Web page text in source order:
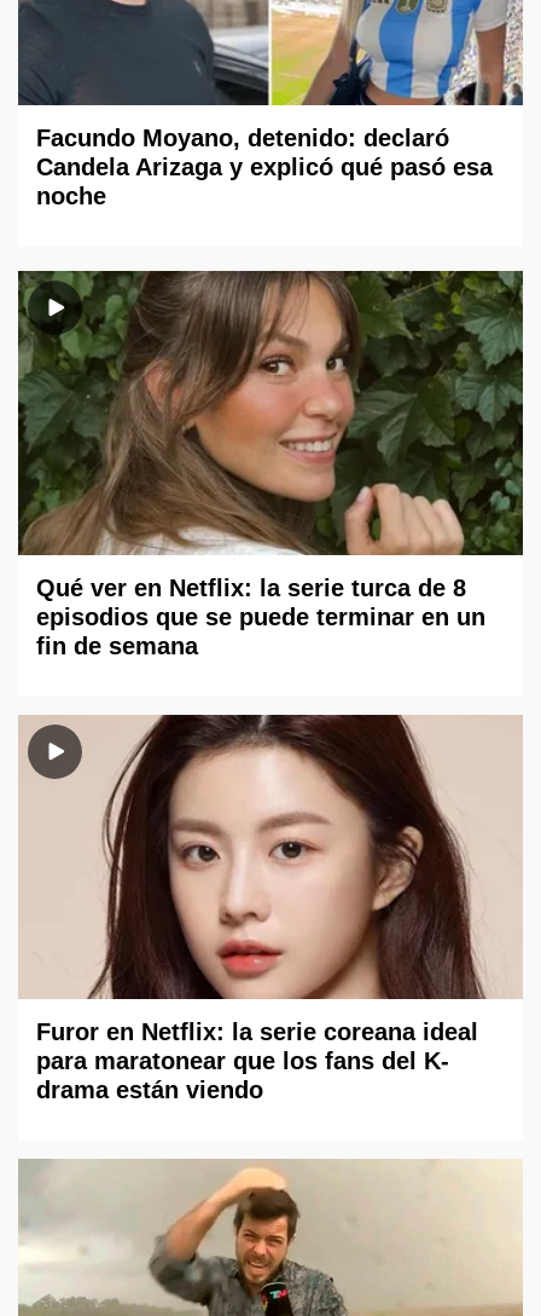
Facundo Moyano, detenido: declaró
Candela Arizaga y explicó qué pasó esa
noche
Qué ver en Netflix: la serie turca de 8
episodios que se puede terminar en un
fin de semana
Furor en Netflix: la serie coreana ideal
para maratonear que los fans del K-
drama están viendo